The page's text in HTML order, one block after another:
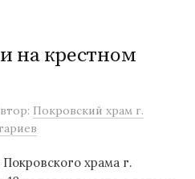
на крестном
Покровский храм г.
храма г.